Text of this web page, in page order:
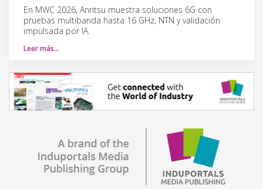
En MWC 2026, Anritsu muestra soluciones 6G con
pruebas multibanda hasta 16 GHz, NTN y validación
impulsada por IA.
Leer más…